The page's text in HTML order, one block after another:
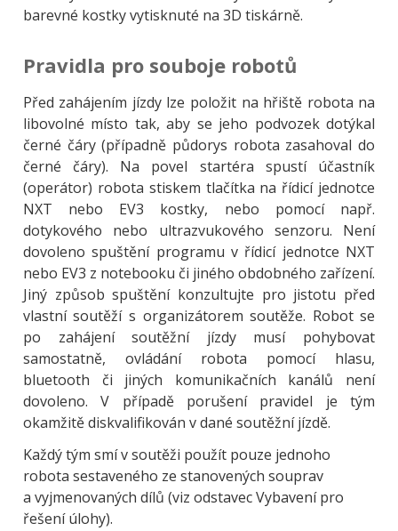
barevné kostky vytisknuté na 3D tiskárně.
Pravidla pro souboje robotů
Před zahájením jízdy lze položit na hřiště robota na
libovolné místo tak, aby se jeho podvozek dotýkal
černé čáry (případně půdorys robota zasahoval do
černé čáry). Na povel startéra spustí účastník
(operátor) robota stiskem tlačítka na řídicí jednotce
NXT nebo EV3 kostky, nebo pomocí např.
dotykového nebo ultrazvukového senzoru. Není
dovoleno spuštění programu v řídicí jednotce NXT
nebo EV3 z notebooku či jiného obdobného zařízení.
Jiný způsob spuštění konzultujte pro jistotu před
vlastní soutěží s organizátorem soutěže. Robot se
po zahájení soutěžní jízdy musí pohybovat
samostatně, ovládání robota pomocí hlasu,
bluetooth či jiných komunikačních kanálů není
dovoleno. V případě porušení pravidel je tým
okamžitě diskvalifikován v dané soutěžní jízdě.
Každý tým smí v soutěži použít pouze jednoho
robota sestaveného ze stanovených souprav
a vyjmenovaných dílů (viz odstavec Vybavení pro
řešení úlohy).